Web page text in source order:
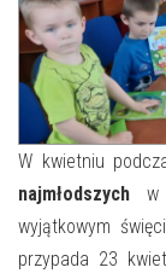
NASZA OFERTA
STREFA
STREFA
FORMY
NASZE FILIE
POLECANE
W kwietniu
najmłodszych w
wyjątkowym
przypada 23